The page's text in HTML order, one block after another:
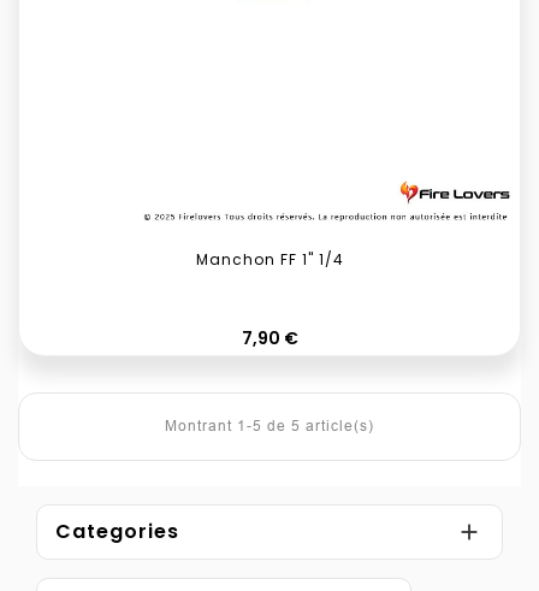
Manchon FF 1" 1/4
7,90 €Prix
Montrant 1-5 de 5 article(s)
Categories 